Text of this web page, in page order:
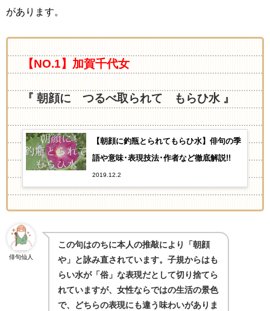
があります。
【NO.1】加賀千代女
『 朝顔に つるべ取られて もらひ水 』
【朝顔に釣瓶とられてもらひ水】俳句の季
語や意味･表現技法･作者など徹底解説!!
2019.12.2
俳句仙人
この句はのちに本人の推敲により「朝顔
や」と詠み直されています。子規からはも
らい水が「俗」な表現だとして切り捨てら
れていますが、女性ならではの生活の景色
で、どちらの表現にも違う味わいがありま